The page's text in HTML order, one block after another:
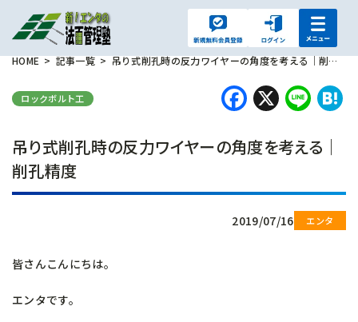
HOME 記事一覧 吊り式削孔時の反力ワイヤーの角度を考える｜削孔精度
ロックボルト工 X
吊り式削孔時の反力ワイヤーの角度を考える｜
削孔精度
2019/07/16
皆さんこんにちは。
エンタです。